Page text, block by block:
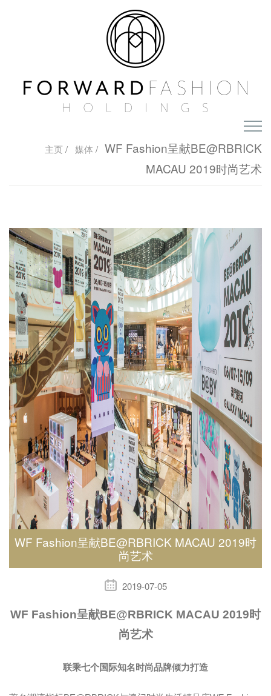
奖项及认可
我们的优势
控股子公司
投资者资讯
公司简介
财务报告
上市文件
章程文件
公告及通告
其他发布项目
IR 联络资讯
媒体
联络我们
Language
繁體
简体
EN
主页 / 媒体 / WF Fashion呈献BE@RBRICK
MACAU 2019时尚艺术
WF Fashion呈献BE@RBRICK MACAU 2019时
尚艺术
2019-07-05
WF Fashion呈献BE@RBRICK MACAU 2019时
尚艺术
联乘七个国际知名时尚品牌倾力打造